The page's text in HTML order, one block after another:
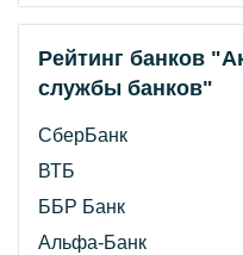
Рейтинг банков
службы банков"
СберБанк
ВТБ
ББР Банк
Альфа-Банк